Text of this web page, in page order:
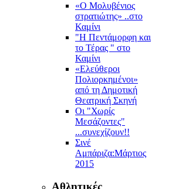
«Ο Μολυβένιος
στρατιώτης» ..στο
Καμίνι
"Η Πεντάμορφη και
το Τέρας " στο
Καμίνι
«Ελεύθεροι
Πολιορκημένοι»
από τη Δημοτική
Θεατρική Σκηνή
Οι "Χωρίς
Μεσάζοντες"
...συνεχίζουν!!
Σινέ
Αμπάριζα:Mάρτιος
2015
Αθλητικές